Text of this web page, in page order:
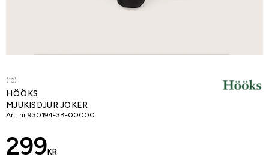
(10)
HÖÖKS
MJUKISDJUR JOKER
Art. nr 930194-3B-00000
299 KR